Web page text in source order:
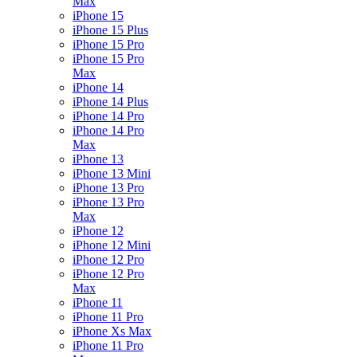
iPhone 15
iPhone 15 Plus
iPhone 15 Pro
iPhone 15 Pro
Max
iPhone 14
iPhone 14 Plus
iPhone 14 Pro
iPhone 14 Pro
Max
iPhone 13
iPhone 13 Mini
iPhone 13 Pro
iPhone 13 Pro
Max
iPhone 12
iPhone 12 Mini
iPhone 12 Pro
iPhone 12 Pro
Max
iPhone 11
iPhone 11 Pro
iPhone Xs Max
iPhone 11 Pro